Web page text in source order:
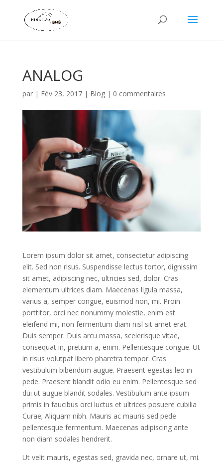
ANALOG
par | Fév 23, 2017| Blog| 0 commentaires
Lorem ipsum dolor sit amet, consectetur adipiscing
elit. Sed non risus. Suspendisse lectus tortor, dignissim
sit amet, adipiscing nec, ultricies sed, dolor. Cras
elementum ultrices diam. Maecenas ligula massa,
varius a, semper congue, euismod non, mi. Proin
porttitor, orci nec nonummy molestie, enim est
eleifend mi, non fermentum diam nisl sit amet erat.
Duis semper. Duis arcu massa, scelerisque vitae,
consequat in, pretium a, enim. Pellentesque congue. Ut
in risus volutpat libero pharetra tempor. Cras
vestibulum bibendum augue. Praesent egestas leo in
pede. Praesent blandit odio eu enim. Pellentesque sed
dui ut augue blandit sodales. Vestibulum ante ipsum
primis in faucibus orci luctus et ultrices posuere cubilia
Curae; Aliquam nibh. Mauris ac mauris sed pede
pellentesque fermentum. Maecenas adipiscing ante
non diam sodales hendrerit.
Ut velit mauris, egestas sed, gravida nec, ornare ut, mi.